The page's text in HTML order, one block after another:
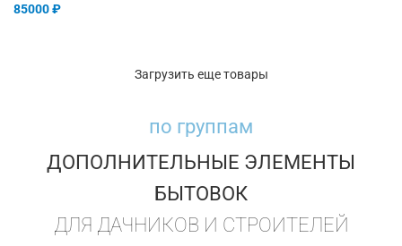
85000₽
Загрузить еще товары
по группам
ДОПОЛНИТЕЛЬНЫЕ ЭЛЕМЕНТЫ
БЫТОВОК
ДЛЯ ДАЧНИКОВ И СТРОИТЕЛЕЙ